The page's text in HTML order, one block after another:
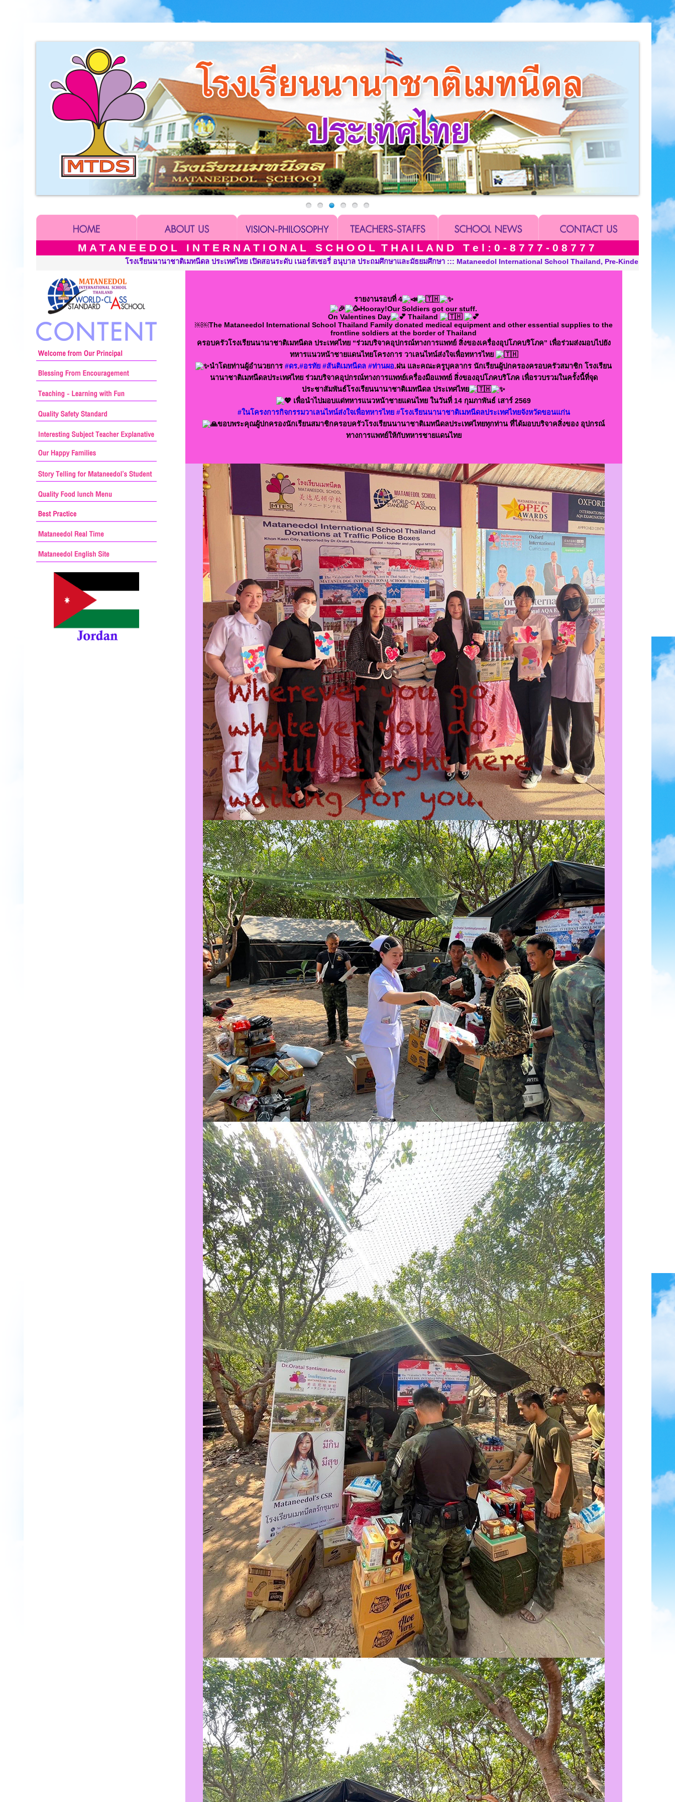
M A T A N E E D O L I N T E R N A T I O N A L S C H O O L T H A I L A N D T e l : 0 - 8 7 7 7 - 0 8 7 7 7
นานาชาติเมทนีดล ประเทศไทย เปิดสอนระดับ เนอร์สเซอรี่ อนุบาล ประถมศึกษาและมัธยมศึกษา ::: Mataneedol International School Thailand, Pre-Kindergarten, Kindergarten and Grade in Khon Kaen
รายงานรอบที่ 4
Hooray!Our Soldiers got our stuff.
On Valentines Day
Thailand
￼￼The Mataneedol International School Thailand Family donated medical equipment and other essential supplies to the
frontline soldiers at the border of Thailand
ครอบครัวโรงเรียนนานาชาติเมทนีดล ประเทศไทย “ร่วมบริจาคอุปกรณ์ทางการแพทย์ สิ่งของเครื่องอุปโภคบริโภค” เพื่อร่วมส่งมอบไปยัง
ทหารแนวหน้าชายแดนไทยโครงการ วาเลนไทน์ส่งใจเพื่อทหารไทย
นำโดยท่านผู้อำนวยการ #ดร.#อรทัย #สันติเมทนีดล #ท่านผอ.ฝน และคณะครูบุคลากร นักเรียนผู้ปกครองครอบครัวสมาชิก โรงเรียน
นานาชาติเมทนีดลประเทศไทย ร่วมบริจาคอุปกรณ์ทางการแพทย์เครื่องมือแพทย์ สิ่งของอุปโภคบริโภค เพื่อรวบรวมในครั้งนี้ที่จุด
ประชาสัมพันธ์โรงเรียนนานาชาติเมทนีดล ประเทศไทย
เพื่อนำไปมอบแด่ทหารแนวหน้าชายแดนไทย ในวันที่ 14 กุมภาพันธ์ เสาร์ 2569
#ในโครงการกิจกรรมวาเลนไทน์ส่งใจเพื่อทหารไทย #โรงเรียนนานาชาติเมทนีดลประเทศไทยจังหวัดขอนแก่น
ขอบพระคุณผู้ปกครองนักเรียนสมาชิกครอบครัวโรงเรียนนานาชาติเมทนีดลประเทศไทยทุกท่าน ที่ได้มอบบริจาคสิ่งของ อุปกรณ์
ทางการแพทย์ให้กับทหารชายแดนไทย